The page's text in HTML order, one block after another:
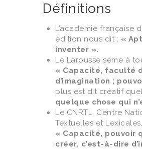
Définitions
L’académie française
édition nous dit : «
inventer ».
Le Larousse sème à
« Capacité, faculté
d’imagination ;
plus est dit créatif
quelque chose qui
Le CNRTL, Centre
Textuelles et
« Capacité, pouvoir
créer, c’est-à-dire